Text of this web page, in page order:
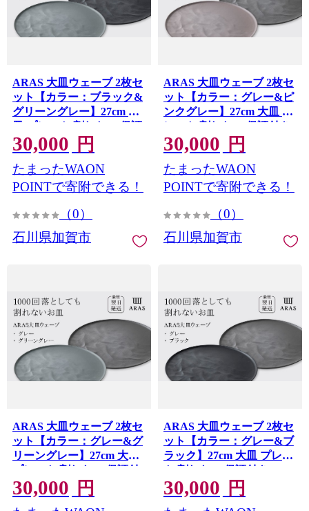
ARAS 大皿ウェーブ 2枚セ
ット【カラー：ブラック&
グリーングレー】27cm 大
皿 プレート 割れない 保証
付き ARAS エイラス 色が
選べる 皿 食器 うつわ 贈り
物 ギフト 3万円 30000円
F6P-2596
30,000 円
たまったWAON
POINTで寄附できる！
（0）
石川県加賀市
ARAS 大皿ウェーブ 2枚セ
ット【カラー：グレー&ピ
ンクグレー】27cm 大皿 プ
レート 割れない 保証付き
ARAS エイラス 色が選べ
る 皿 食器 うつわ 贈り物
ギフト 3万円 30000円 F6P-
2595
30,000 円
たまったWAON
POINTで寄附できる！
（0）
石川県加賀市
ARAS 大皿ウェーブ 2枚セ
ット【カラー：グレー&グ
リーングレー】27cm 大皿
プレート 割れない 保証付
き ARAS エイラス 色が選
べる 皿 食器 うつわ 贈り物
30,000 円
ARAS 大皿ウェーブ 2枚セ
ット【カラー：グレー&ブ
ラック】27cm 大皿 プレー
ト 割れない 保証付き
ARAS エイラス 色が選べ
る 皿 食器 うつわ 贈り物
30,000 円